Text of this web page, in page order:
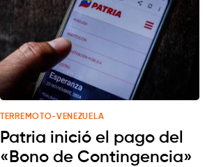
TERREMOTO-VENEZUELA
Patria inició el pago del
«Bono de Contingencia»